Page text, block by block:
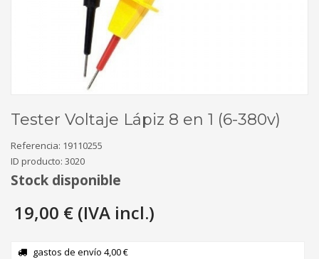
Tester Voltaje Lápiz 8 en 1 (6-380v)
Referencia: 19110255
ID producto: 3020
Stock disponible
19,00 € (IVA incl.)
gastos de envío 4,00 €